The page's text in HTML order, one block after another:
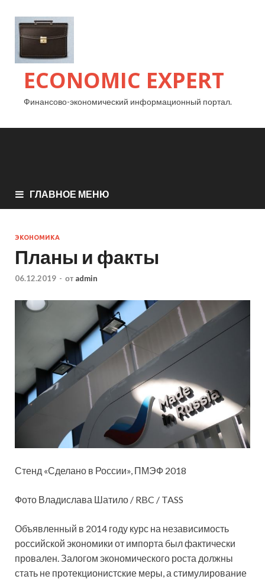
ECONOMIC EXPERT
Финансово-экономический информационный портал.
ГЛАВНОЕ МЕНЮ
ЭКОНОМИКА
Планы и факты
06.12.2019 - от admin
Стенд «Сделано в России», ПМЭФ 2018
Фото Владислава Шатило / RBC / TASS
Объявленный в 2014 году курс на независимость
российской экономики от импорта был фактически
провален. Залогом экономического роста должны
стать не протекционистские меры, а стимулирование